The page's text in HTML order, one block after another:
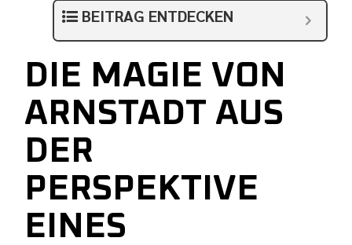
BEITRAG ENTDECKEN
DIE MAGIE VON
ARNSTADT AUS
DER
PERSPEKTIVE
EINES